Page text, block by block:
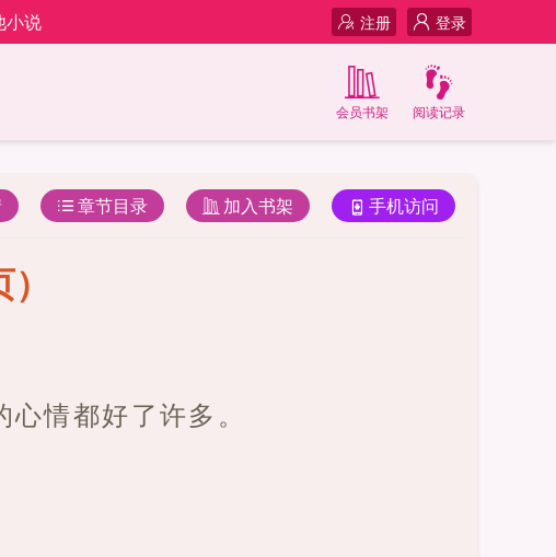
小说 登录
注册
阅读记录
会员书架
手机访问
加入书架
章节目录
情都好了许多。